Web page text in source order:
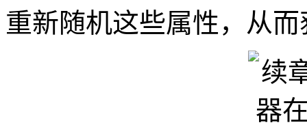
重新随机这些属性，从